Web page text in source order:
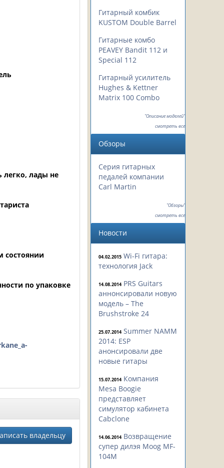
лады не
состоянии
по упаковке
владельцу
Гитарный комбик
KUSTOM Double Barrel
Гитарные комбо
PEAVEY Bandit 112 и
Special 112
Гитарный усилитель
Hughes & Kettner
Matrix 100 Combo
"Описание моделей"
смотреть все
Обзоры
Серия гитарных
педалей компании
Carl Martin
"Обзоры"
смотреть все
Новости
04.02.2015 Wi-Fi гитара:
технология Jack
14.08.2014 PRS Guitars
аннонсировали новую
модель – The
Brushstroke 24
25.07.2014 Summer NAMM
2014: ESP
анонсировали две
новые гитары
15.07.2014 Компания
Mesa Boogie
представляет
симулятор кабинета
Cabclone
14.06.2014 Возвращение
супер дилэя Moog MF-
104M